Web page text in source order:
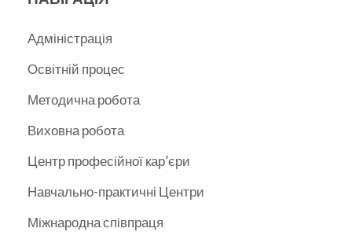
Адміністрація
Освітній процес
Методична робота
Виховна робота
Центр професійної кар’єри
Навчально-практичні Центри
Міжнародна співпраця